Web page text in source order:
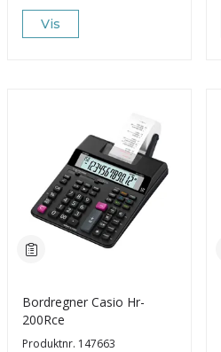
Vis
Bordregner Casio Hr-
200Rce
Produktnr. 147663